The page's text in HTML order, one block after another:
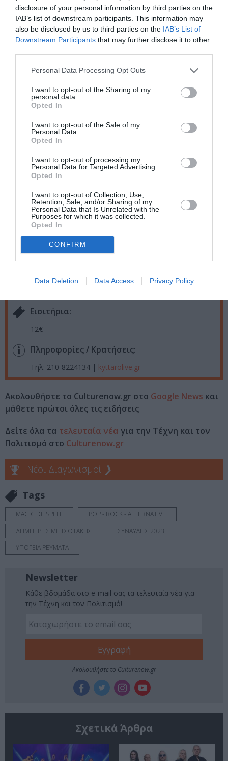
disclosure of your personal information by third parties on the
IAB’s list of downstream participants. This information may
also be disclosed by us to third parties on the IAB’s List of
Downstream Participants that may further disclose it to other
Personal Data Processing Opt Outs
I want to opt-out of the Sharing of my
personal data.
Opted In
I want to opt-out of the Sale of my
Personal Data.
Opted In
I want to opt-out of processing my
Personal Data for Targeted Advertising.
Opted In
I want to opt-out of Collection, Use,
Retention, Sale, and/or Sharing of my
Personal Data that Is Unrelated with the
Purposes for which it was collected.
Opted In
CONFIRM
Data Deletion Data Access Privacy Policy
Τραγούδια που κάνουν τη δική τους πορεία μέσα στην
σύγχρονη παραγωγή: “Δεν χωράμε όλοι”, “Κυρά Κατίνα”,
“Η λίστα”, “Η καρέκλα είναι πρέζα”, το πρόσφατο νέο E.P
«τα Φεμινιστικά” κ.α. Ένα μουσικό ταξίδι στο σύνολο
της μουσικής του εργασίας με σταθμούς στα πιο
γνωστά του και δημοφιλή τραγούδια.
Μαζί του οι εξαιρετικοί μουσικοί:
Kώστας Πλατανιάς:
Παντελής Πέτρου:μπάσο
Νίκος Χριστόπουλος:
Ταυτότητα Εκδήλωσης
28/01/2023
22:00 | ΠΟΡΤΕΣ: 21:00
Τοποθεσία:
Κύτταρο, Ηπείρου 48 & Αχαρνών, Αθήνα
Κύτταρο Live Club
Eισιτήρια:
12€
Πληροφορίες / Κρατήσεις:
Τηλ: 210-8224134 | kyttarolive.gr
Ακολουθήστε το Culturenow.gr στο Google News και
μάθετε πρώτοι όλες τις ειδήσεις
Δείτε όλα τα τελευταία νέα για την Τέχνη και τον
Πολιτισμό στο Culturenow.gr
Νέοι Διαγωνισμοί ❯
Tags
MAGIC DE SPELL
POP - ROCK - ALTERNATIVE
ΔΗΜΗΤΡΗΣ ΜΗΤΣΟΤΑΚΗΣ
ΣΥΝΑΥΛΙΕΣ 2023
ΥΠΟΓΕΙΑ ΡΕΥΜΑΤΑ
Newsletter
Κάθε βδομάδα στο e-mail σας τα τελευταία νέα για
την Τέχνη και τον Πολιτισμό!
Ακολουθήστε το Culturenow.gr
Σχετικά Άρθρα